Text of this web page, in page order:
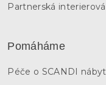
Partnerská
Pomáháme
Péče o SCANDI